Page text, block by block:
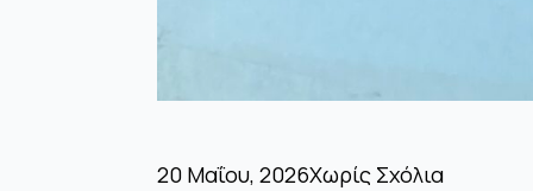
20 Μαΐου, 2026Χωρίς Σχόλια